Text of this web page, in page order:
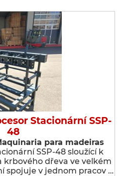
Stacionární SSP-
48
para madeiras
SSP-48 sloužící k
krbového dřeva ve velkém
spojuje v jednom pracov …